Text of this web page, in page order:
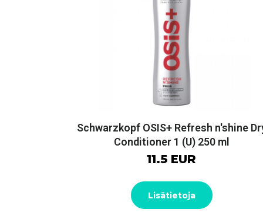
Schwarzkopf OSIS+ Refresh n'shine
Conditioner 1 (U) 250 ml
11.5 EUR
Lisätietoja